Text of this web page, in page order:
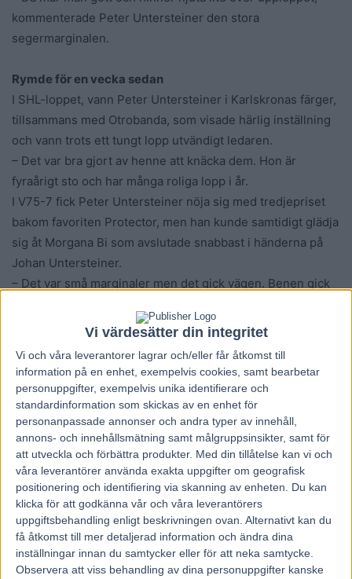
Vi värdesätter din integritet
Vi och våra leverantorer lagrar och/eller får åtkomst till
information på en enhet, exempelvis cookies, samt bearbetar
personuppgifter, exempelvis unika identifierare och
standardinformation som skickas av en enhet för
personanpassade annonser och andra typer av innehåll,
annons- och innehållsmätning samt målgruppsinsikter, samt för
att utveckla och förbättra produkter. Med din tillåtelse kan vi och
våra leverantörer använda exakta uppgifter om geografisk
positionering och identifiering via skanning av enheten. Du kan
klicka för att godkänna vår och våra leverantörers
uppgiftsbehandling enligt beskrivningen ovan. Alternativt kan du
få åtkomst till mer detaljerad information och ändra dina
inställningar innan du samtycker eller för att neka samtycke.
Observera att viss behandling av dina personuppgifter kanske
kommenterade Peter Untersteiner den stora
segermarginalen.
Rymde för en vecka sedan
I SHL-loppet, vann Peter Untersteiner i Karlskronas färger,
tillsammans med Otrobanda, som visade härlig inställning
och vann trots ett tungt lopp utvändigt ledaren.
– Det var bra gjort av henne att knäcka dem. Hon är
fyraårigt sto och har många roliga lopp i år.
I V75-7 fick Peter Untersteiner nöja sig med tredjepriset
bakom favoriten Protector, men han kunde samtidigt glädja
sig åt Morgana Bi som avslutade snabbast i händerna på
Johan Untersteiner.
– Det var små marginaler men det gick vägen. Benen gick
segerkusken.
Morgana Bi som var på rymmen så sent som förra
söndagen.
– Hon rymde i söndags och var på en egen turné. Vi fick
hämta henne inne i stan, berättade Johan Untersteiner.
Perfekt inför V75 på hemmaplan
I V75-2 vände blivande fölmärren (?)Roses Gloryut och in
på fältet i en mycket vass avslutning över upploppet.
– Hon springer fort den här. Vi får försöka övertala ägarna
att fortsätta tävla med henne, sa Veijo Heiskanen om
femåringen.
Fredrik Persson tog första V75-segern som kusk på 2,5 år